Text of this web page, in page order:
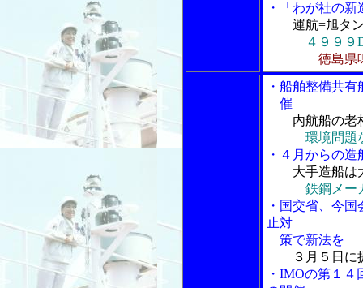
・「わが社の新
運航=旭タン
４９９９
徳島県
・船舶整備共
催
内航船の老
環境問題
・４月からの
大手造船は
鉄鋼メー
・国交省、今
止対
策で新法を
３月５日に
・IMOの第１